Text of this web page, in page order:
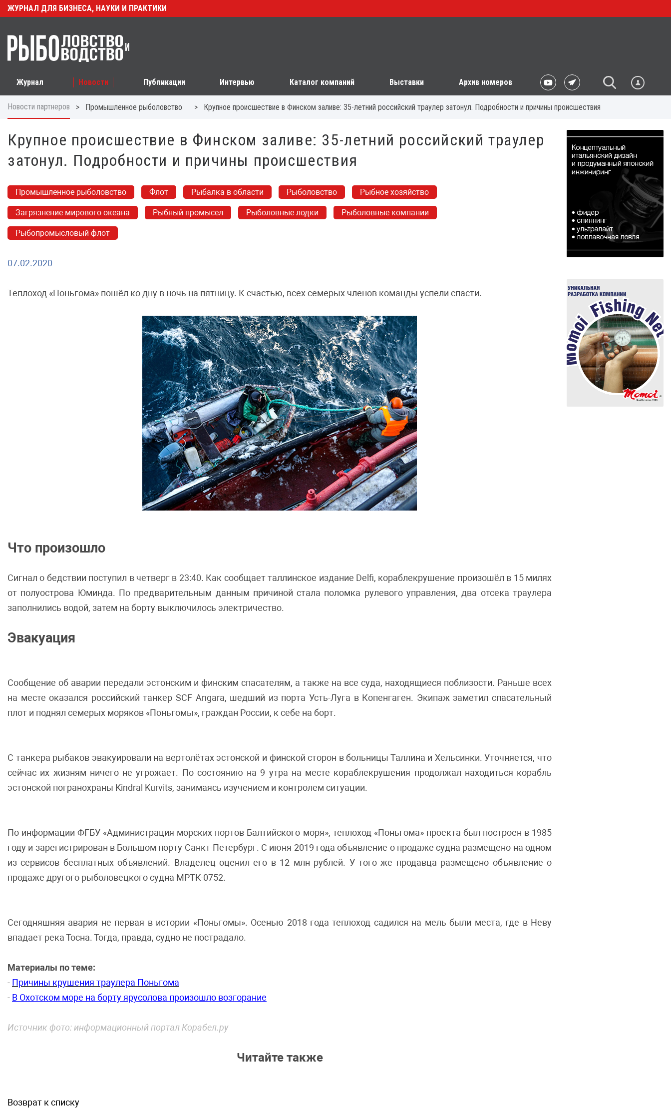
ЖУРНАЛ ДЛЯ БИЗНЕСА, НАУКИ И ПРАКТИКИ
Журнал Новости Публикации Интервью Каталог компаний Выставки Архив номеров
Новости партнеров > Промышленное рыболовство > Крупное происшествие в Финском заливе: 35-летний российский траулер затонул. Подробности и причины происшествия
Крупное происшествие в Финском заливе: 35-летний российский траулер
затонул. Подробности и причины происшествия
Промышленное рыболовство Флот Рыбалка в области Рыболовство Рыбное хозяйство
Загрязнение мирового океана Рыбный промысел Рыболовные лодки Рыболовные компании
Рыбопромысловый флот
07.02.2020
Теплоход «Поньгома» пошёл ко дну в ночь на пятницу. К счастью, всех семерых членов команды успели спасти.
Что произошло
Сигнал о бедствии поступил в четверг в 23:40. Как сообщает таллинское издание Delfi, кораблекрушение произошёл в 15 милях
от полуострова Юминда. По предварительным данным причиной стала поломка рулевого управления, два отсека траулера
заполнились водой, затем на борту выключилось электричество.
Эвакуация
Сообщение об аварии передали эстонским и финским спасателям, а также на все суда, находящиеся поблизости. Раньше всех
на месте оказался российский танкер SCF Angara, шедший из порта Усть-Луга в Копенгаген. Экипаж заметил спасательный
плот и поднял семерых моряков «Поньгомы», граждан России, к себе на борт.
С танкера рыбаков эвакуировали на вертолётах эстонской и финской сторон в больницы Таллина и Хельсинки. Уточняется, что
сейчас их жизням ничего не угрожает. По состоянию на 9 утра на месте кораблекрушения продолжал находиться корабль
эстонской погранохраны Kindral Kurvits, занимаясь изучением и контролем ситуации.
По информации ФГБУ «Администрация морских портов Балтийского моря», теплоход «Поньгома» проекта был построен в 1985
году и зарегистрирован в Большом порту Санкт-Петербург. С июня 2019 года объявление о продаже судна размещено на одном
из сервисов бесплатных объявлений. Владелец оценил его в 12 млн рублей. У того же продавца размещено объявление о
продаже другого рыболовецкого судна МРТК-0752.
Сегодняшняя авария не первая в истории «Поньгомы». Осенью 2018 года теплоход садился на мель были места, где в Неву
впадает река Тосна. Тогда, правда, судно не пострадало.
Материалы по теме:
- Причины крушения траулера Поньгома
- В Охотском море на борту ярусолова произошло возгорание
Источник фото: информационный портал Корабел.ру
Читайте также
Возврат к списку